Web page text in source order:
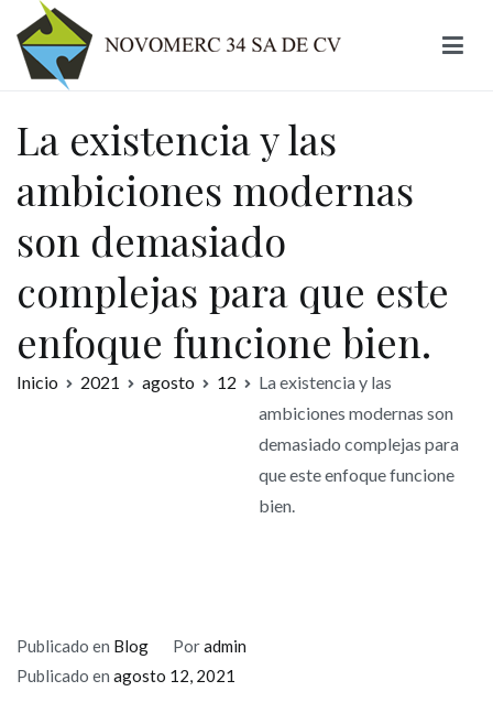
contenido
La existencia y las
ambiciones modernas
son demasiado
complejas para que este
enfoque funcione bien.
Inicio 2021 agosto 12
La existencia y las
ambiciones modernas son
demasiado complejas para
que este enfoque funcione
bien.
Publicado en Blog Poradmin
Publicado en agosto 12, 2021